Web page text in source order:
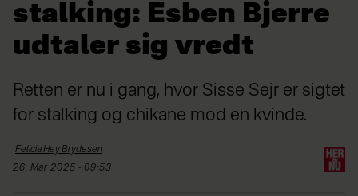
stalking: Esben Bjerre
udtaler sig vredt
Retten er nu i gang, hvor Sisse Sejr er sigtet
for stalking og chikane mod en kvinde.
Felicia HeyBrydesen
26. Mar 2025 - 09:53